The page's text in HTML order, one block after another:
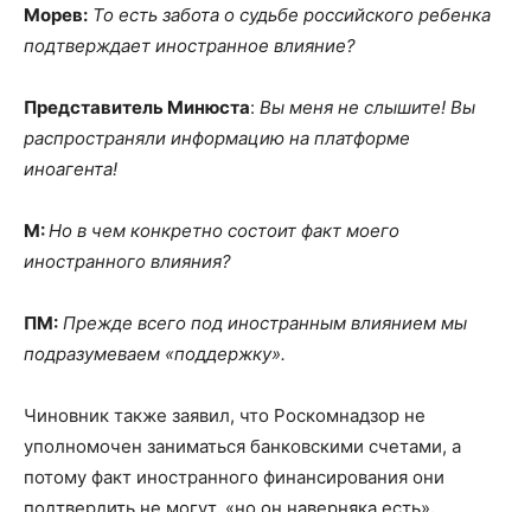
Морев: То есть забота о судьбе российского ребенка
подтверждает иностранное влияние?
Представитель Минюста: Вы меня не слышите! Вы
распространяли информацию на платформе
иноагента!
М:Но в чем конкретно состоит факт моего
иностранного влияния?
ПМ: Прежде всего под иностранным влиянием мы
подразумеваем «поддержку».
Чиновник также заявил, что Роскомнадзор не
уполномочен заниматься банковскими счетами, а
потому факт иностранного финансирования они